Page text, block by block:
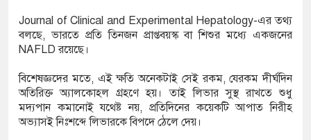
Journal of Clinical and Experimental Hepatology-এর তথ্য
বলছে, ভারতে প্রতি তিনজন প্রাপ্তবয়স্ক বা শিশুর মধ্যে একজনের
NAFLD রয়েছে।
বিশেষজ্ঞদের মতে, এই ক্ষতি অনেকটাই সেই রকম, যেরকম দীর্ঘদিন
অতিরিক্ত অ্যালকোহল গ্রহণে হয়। তাই লিভার সুস্থ রাখতে শুধু
মদ্যপান কমানোই যথেষ্ট নয়, প্রতিদিনের কয়েকটি আপাত নিরীহ
অভ্যাসই নিঃশব্দে লিভারকে বিপদে ঠেলে দেয়।